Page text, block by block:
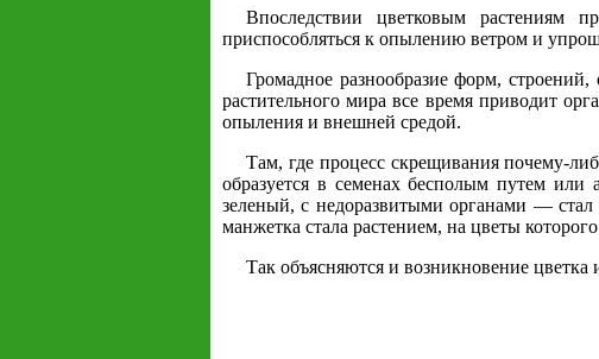
Впоследствии цветковым растениям
приспособляться к опылению ветром и
Громадное разнообразие форм,
растительного мира все время приводит
опыления и внешней средой.
Там, где процесс скрещивания почему-
образуется в семенах бесполым путем или
зеленый, с недоразвитыми органами — стал
манжетка стала растением, на цветы
Так объясняются и возникновение